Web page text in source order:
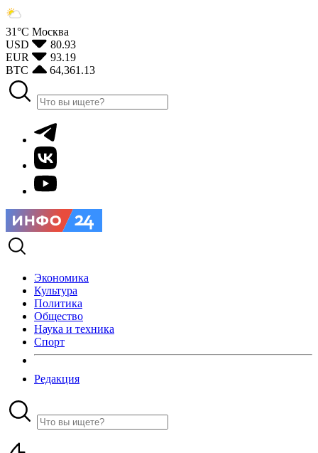
31°С Москва
USD
80.93
EUR
93.19
BTC
64,361.13
Экономика
Культура
Политика
Общество
Наука и техника
Спорт
Редакция